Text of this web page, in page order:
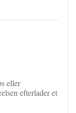
eller
efterlader et